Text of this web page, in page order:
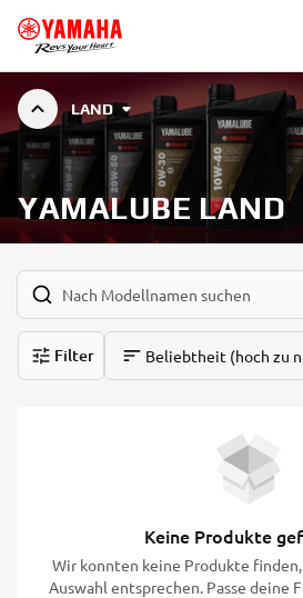
LAND
YAMALUBE LAND
Filter Beliebtheit (hoch zu
Keine Produkte
Wir konnten keine Produkte
Auswahl entsprechen. Passe deine